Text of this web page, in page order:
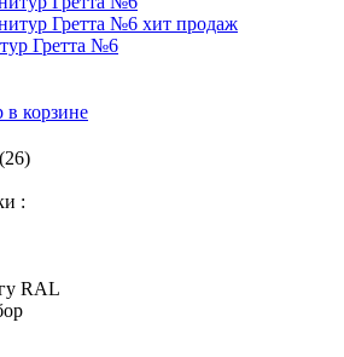
хит продаж
Гретта №6
в корзине
:
RAL